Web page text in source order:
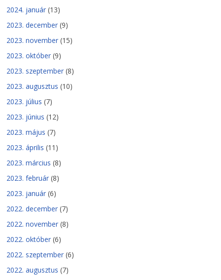
2024. január (13)
2023. december (9)
2023. november (15)
2023. október (9)
2023. szeptember (8)
2023. augusztus (10)
2023. július (7)
2023. június (12)
2023. május (7)
2023. április (11)
2023. március (8)
2023. február (8)
2023. január (6)
2022. december (7)
2022. november (8)
2022. október (6)
2022. szeptember (6)
2022. augusztus (7)